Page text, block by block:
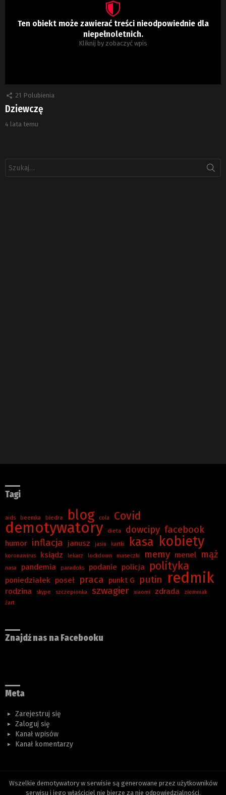
Ten obiekt może zawierać treści nieodpowiednie dla
niepełnoletnich.
Kliknij by zobaczyć wpis
21 Polubienia
Dziewczę
4 lata temu
Tagi
aids beemka biedra blog cola Covid
demotywatory dieta dowcipy facebook
humor inflacja janusz jasiu kartki kasa kobiety
koronawirus ksiądz lekarz lockdown maseczki memy menel mąż
nasa pandemia paradoks podanie policja polityka
poniedziałek poseł praca punkt G putin redmik
rodzina skype szczepionka szwagier xiaomi zdrada
ziemniak
żart
Znajdź nas na Facebooku
Meta
Zarejestruj się
Zaloguj się
Kanał wpisów
Kanał komentarzy
Wszelkie demotywatory w serwisie są generowane przez użytkowników
serwisu i jego właściciel nie bierze za nie odpowiedzialności.